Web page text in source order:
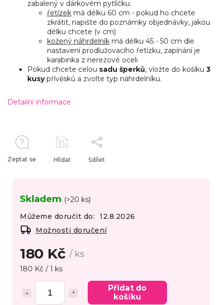
180 Kč / ks
180 Kč / 1 ks
Přidat do
košíku
Skladem (>20 ks)
Můžeme doručit do:
12.8.2026
Možnosti doručení
zabalený v dárkovém pytlíčku.
řetízek má délku 60 cm - pokud ho chcete
zkrátit, napište do poznámky objednávky, jakou
délku chcete (v cm)
kožený náhrdelník má délku 45 - 50 cm dle
nastavení prodlužovacího řetízku, zapínání je
karabinka z nerezové oceli
Pokud chcete celou sadu šperků, vložte do košíku 3
kusypřívěsků a zvolte typ náhrdelníku.
Detailní informace
Zeptat se Hlídat Sdílet